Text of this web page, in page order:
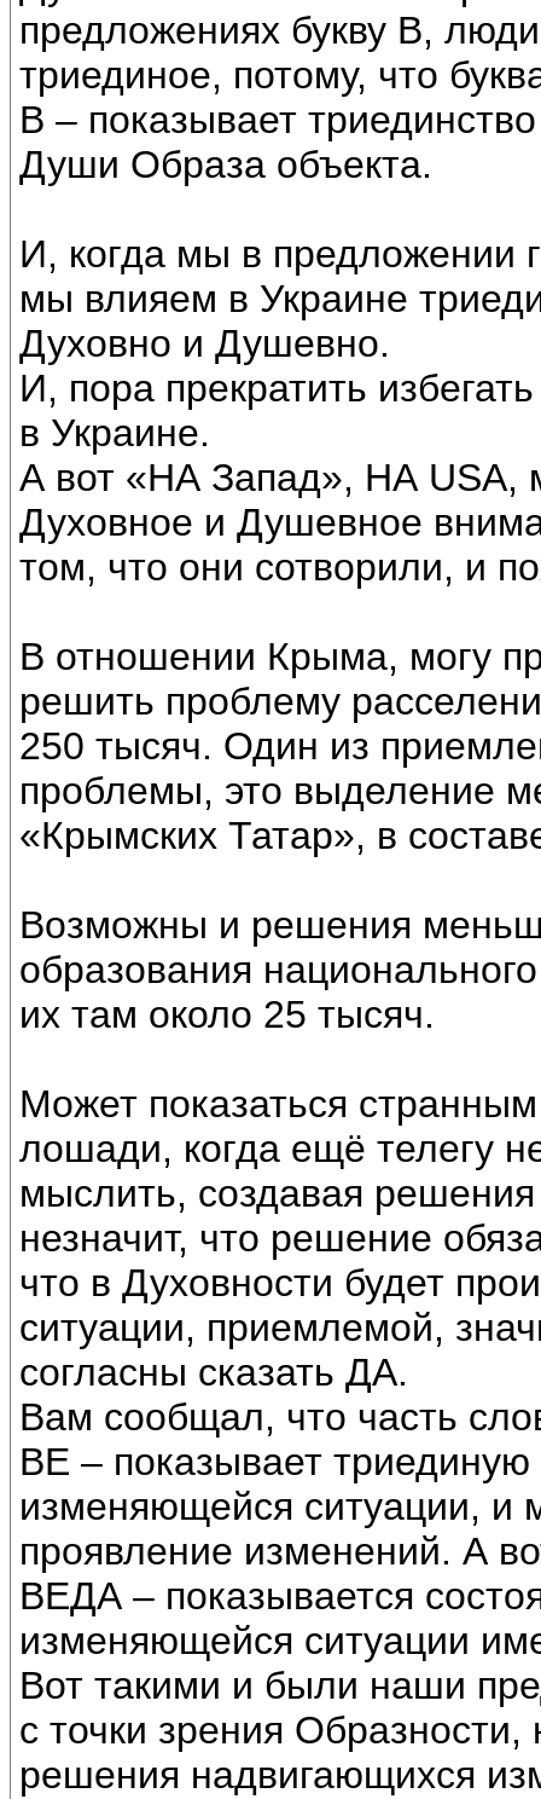
предложениях букву В,
триединое, потому, что
В – показывает
Души Образа объекта.
И, когда мы в предложении
мы влияем в Украине
Духовно и Душевно.
И, пора прекратить
в Украине.
А вот «НА Запад», НА USА,
Духовное и Душевное
том, что они сотворили, и
В отношении Крыма, могу
решить проблему
250 тысяч. Один из
проблемы, это выделение
«Крымских Татар», в
Возможны и решения
образования
их там около 25 тысяч.
Может показаться
лошади, когда ещё телегу
мыслить, создавая
незначит, что решение
что в Духовности будет
ситуации, приемлемой,
согласны сказать ДА.
Вам сообщал, что часть
ВЕ – показывает
изменяющейся ситуации, и
проявление изменений. А
ВЕДА – показывается
изменяющейся ситуации
Вот такими и были наши
с точки зрения
решения надвигающихся